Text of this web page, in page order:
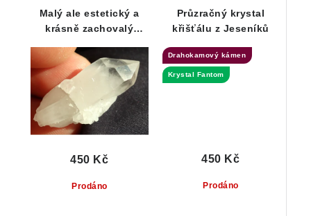
Malý ale estetický a
krásně zachovalý
křišťálu
Prodáno
450 Kč
Průzračný krystal
křišťálu z Jeseníků
Drahokamový kámen
Krystal Fantom
Prodáno
450 Kč